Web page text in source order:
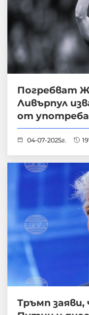
Погребват
Ливърпул
от употреба
04-07-2025г.
Тръмп заяви,